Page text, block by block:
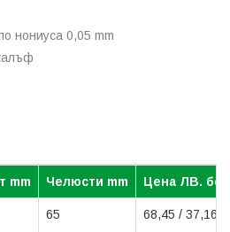
нониуса 0,05 mm
mm Челюсти mm Цена ЛВ.
65 68,45 / 37,16